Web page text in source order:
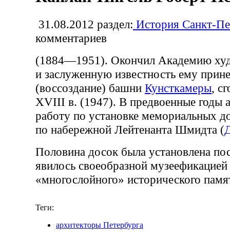
31.08.2012 раздел: История Санкт-
комментариев
(1884—1951). Окончил Академию
и заслуженную известность ему
(воссоздание) башни Кунсткамеры,
XVIII в. (1947). В предвоенные годы
работу по установке мемориальных
по набережной Лейтенанта Шмидта (
Половина досок была установлена
явилось своеобразной
«многослойного» исторического
Теги:
архитекторы Петербурга